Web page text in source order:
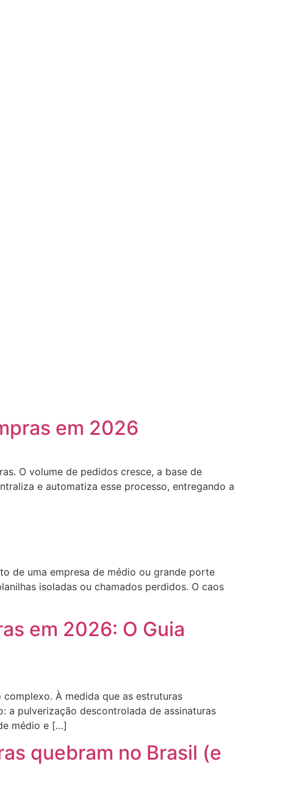
em 2026
O volume de pedidos cresce, a base de
e automatiza esse processo, entregando a
de uma empresa de médio ou grande porte
isoladas ou chamados perdidos. O caos
em 2026: O Guia
À medida que as estruturas
a pulverização descontrolada de assinaturas
médio e […]
quebram no Brasil (e